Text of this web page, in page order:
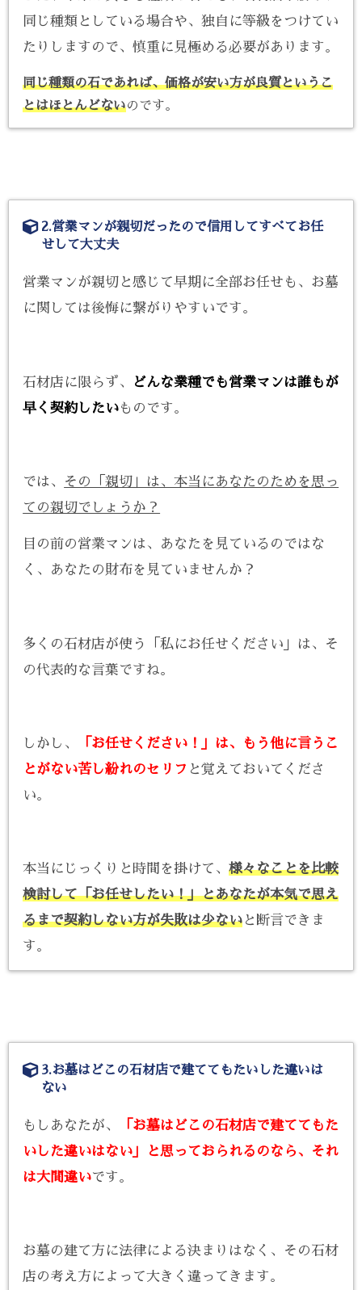
同じ種類としている場合や、独自に等級をつけてい
たりしますので、慎重に見極める必要があります。
同じ種類の石であれば、価格が安い方が良質というこ
とはほとんどないのです。
2.営業マンが親切だったので信用してすべてお任
せして大丈夫
営業マンが親切と感じて早期に全部お任せも、お墓
に関しては後悔に繋がりやすいです。
石材店に限らず、
どんな業種でも営業マンは誰もが
早く契約したいものです。
では、
その「親切」は、本当にあなたのためを思っ
ての親切でしょうか？
目の前の営業マンは、あなたを見ているのではな
く、あなたの財布を見ていませんか？
多くの石材店が使う「私にお任せください」は、そ
の代表的な言葉ですね。
しかし、
「お任せください！」は、もう他に言うこ
とがない苦し紛れのセリフ と覚えておいてくださ
い。
本当にじっくりと時間を掛けて、様々なことを比較
検討して「お任せしたい！」とあなたが本気で思え
るまで契約しない方が失敗は少ない と断言できま
す。
3.お墓はどこの石材店で建ててもたいした違いは
ない
もしあなたが、
「お墓はどこの石材店で建ててもた
いした違いはない」と思っておられるのなら、それ
は大間違いです。
お墓の建て方に法律による決まりはなく、その石材
店の考え方によって大きく違ってきます。